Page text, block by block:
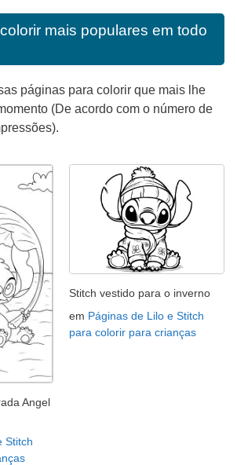
mais populares em todo
páginas para colorir que mais lhe
(De acordo com o número de
Angel
Stitch
Stitch vestido para o inverno
em Páginas de Lilo e Stitch
para colorir para crianças